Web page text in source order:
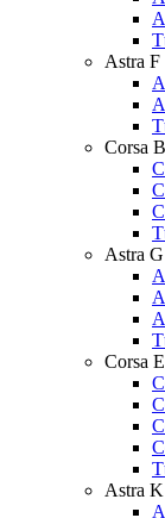
Astra F
Corsa B
Astra G
Corsa E
Astra K